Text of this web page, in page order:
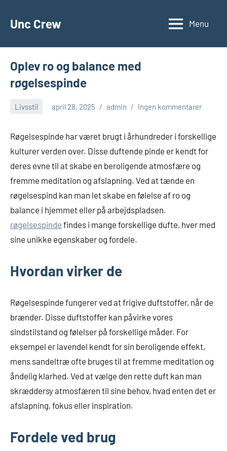
Unc Crew Menu
Oplev ro og balance med
røgelsespinde
Livsstil april 28, 2025 admin Ingen kommentarer
Røgelsespinde har været brugt i århundreder i forskellige
kulturer verden over. Disse duftende pinde er kendt for
deres evne til at skabe en beroligende atmosfære og
fremme meditation og afslapning. Ved at tænde en
røgelsespind kan man let skabe en følelse af ro og
balance i hjemmet eller på arbejdspladsen.
røgelsespinde findes i mange forskellige dufte, hver med
sine unikke egenskaber og fordele.
Hvordan virker de
Røgelsespinde fungerer ved at frigive duftstoffer, når de
brænder. Disse duftstoffer kan påvirke vores
sindstilstand og følelser på forskellige måder. For
eksempel er lavendel kendt for sin beroligende effekt,
mens sandeltræ ofte bruges til at fremme meditation og
åndelig klarhed. Ved at vælge den rette duft kan man
skræddersy atmosfæren til sine behov, hvad enten det er
afslapning, fokus eller inspiration.
Fordele ved brug